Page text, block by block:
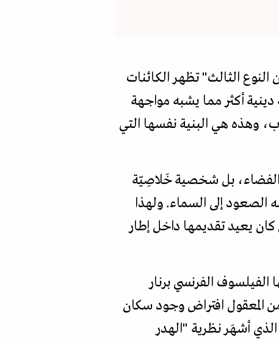
الثالث" تظهر الكائنات
دينية أكثر مما يشبه مواجهة
وهذه هي البنية نفسها التي
الفضاء، بل شخصية خَلاصِيّة
الصعود إلى السماء. ولهذا
يعيد تقديمها داخل إطار
الفرنسي برنار
المعقول افتراض وجود سكان
أشهَر نظرية "الهدر